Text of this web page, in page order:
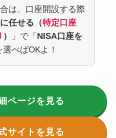
は、口座開設する際
任せる（特定口座
） 」で「 NISA口座を
選べばOKよ！
ページを見る
サイトを見る